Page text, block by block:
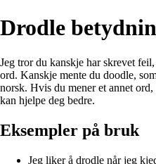
Drodle
Jeg tror du kanskje har skrevet
ord. Kanskje mente du doodle,
norsk. Hvis du mener et annet
kan hjelpe deg bedre.
Eksempler på bruk
Jeg liker å drodle når jeg